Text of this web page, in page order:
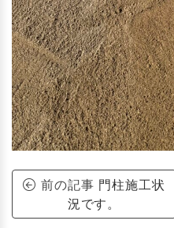
前の記事 門柱施工状
況です。